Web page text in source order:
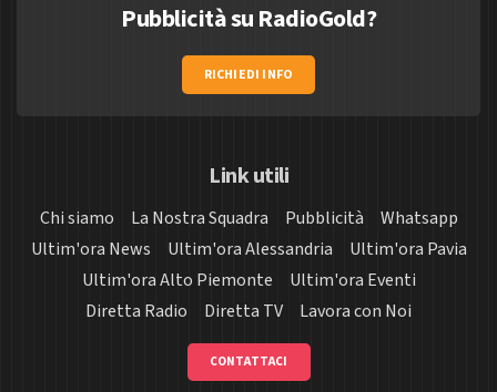
Pubblicità su RadioGold?
RICHIEDI INFO
Link utili
Chi siamo La Nostra Squadra Pubblicità
Whatsapp
Ultim'ora News
Ultim'ora Alessandria
Ultim'ora Pavia
Ultim'ora Alto Piemonte
Ultim'ora Eventi
Diretta Radio
Diretta TV Lavora con Noi
CONTATTACI